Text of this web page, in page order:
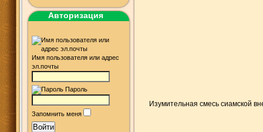
Авторизация
Имя пользователя или адрес
эл.почты
Пароль
Запомнить меня
Войти
Изумительная смесь сиамской